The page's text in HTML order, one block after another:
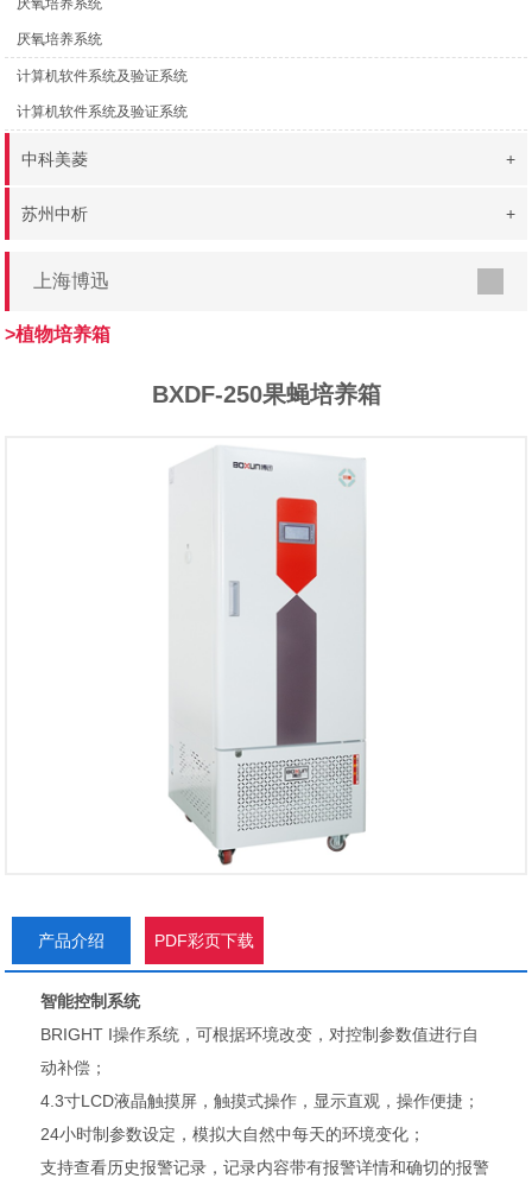
厌氧培养系统
厌氧培养系统
计算机软件系统及验证系统
计算机软件系统及验证系统
中科美菱 +
苏州中析 +
上海博迅
>植物培养箱
BXDF-250果蝇培养箱
产品介绍 PDF彩页下载
智能控制系统
BRIGHT I操作系统，可根据环境改变，对控制参数值进行自
动补偿；
4.3寸LCD液晶触摸屏，触摸式操作，显示直观，操作便捷；
24小时制参数设定，模拟大自然中每天的环境变化；
支持查看历史报警记录，记录内容带有报警详情和确切的报警